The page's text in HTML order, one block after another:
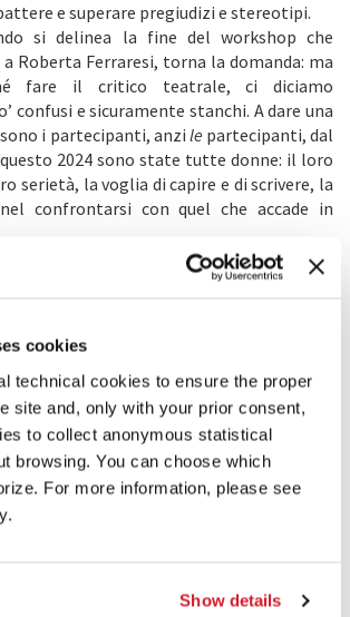
cookies
technical cookies to ensure the proper
site and, only with your prior consent,
to collect anonymous statistical
browsing. You can choose which
For more information, please see
Show details
e superare pregiudizi e stereotipi.
si delinea la fine del workshop che
Roberta Ferraresi, torna la domanda: ma
fare il critico teatrale, ci diciamo
confusi e sicuramente stanchi. A dare una
i partecipanti, anzi le partecipanti, dal
2024 sono state tutte donne: il loro
serietà, la voglia di capire e di scrivere, la
confrontarsi con quel che accade in
poi, dopo tutti questi anni in cui abbiamo
di condurre il laboratorio, ci rendiamo
e antico. È un paradosso, in questi tempi
e di crisi dell’editoria. Allora, ecco
di Back To Back. Fare critica significa,
ogni censura, ogni giudizio
non accettare la superficialità dei
diversi a incontrarsi. Ci riusciremo? A
un gruppo straordinario di attori e attrici